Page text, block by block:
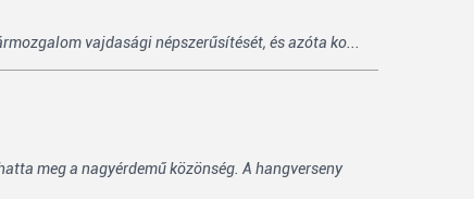
vajdasági népszerűsítését, és azóta ko...
meg a nagyérdemű közönség. A hangverseny